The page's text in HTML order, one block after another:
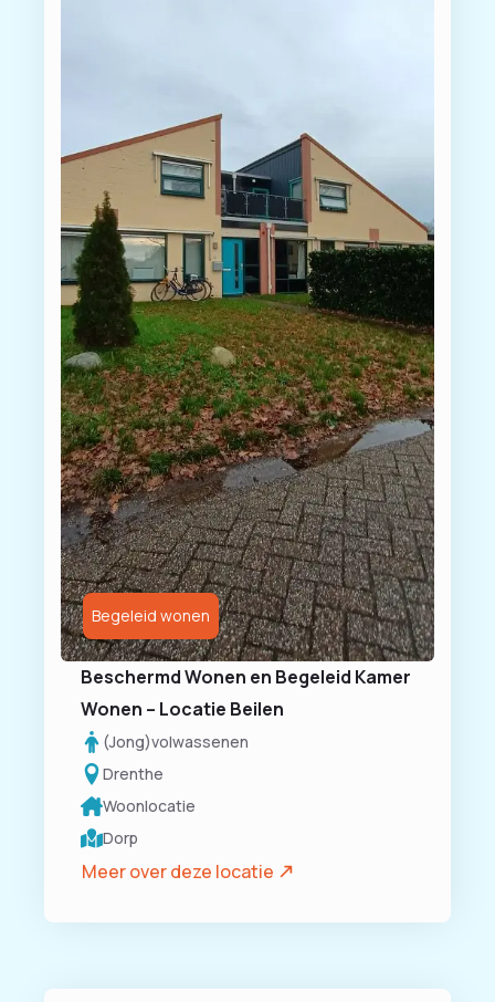
Begeleid wonen
Beschermd Wonen en Begeleid Kamer
Wonen – Locatie Beilen
(Jong)volwassenen
Drenthe
Woonlocatie
Dorp
Meer over deze locatie